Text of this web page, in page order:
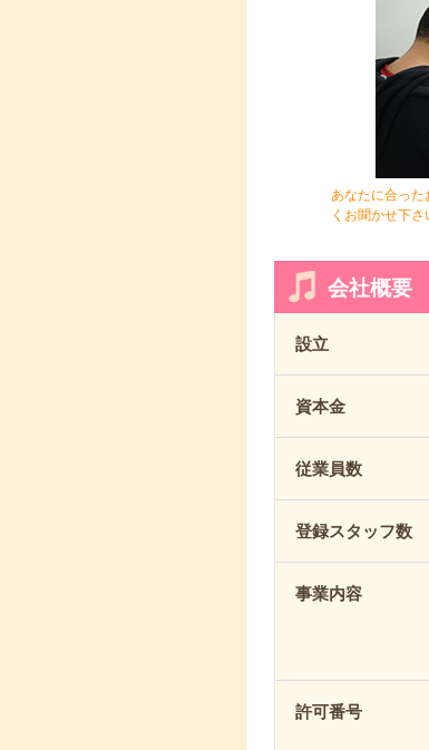
あなたに合った
くお聞かせ下さ
会社概要
設立
資本金
従業員数
登録スタッフ数
事業内容
許可番号